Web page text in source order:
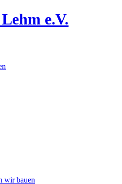
e.V.
wir bauen